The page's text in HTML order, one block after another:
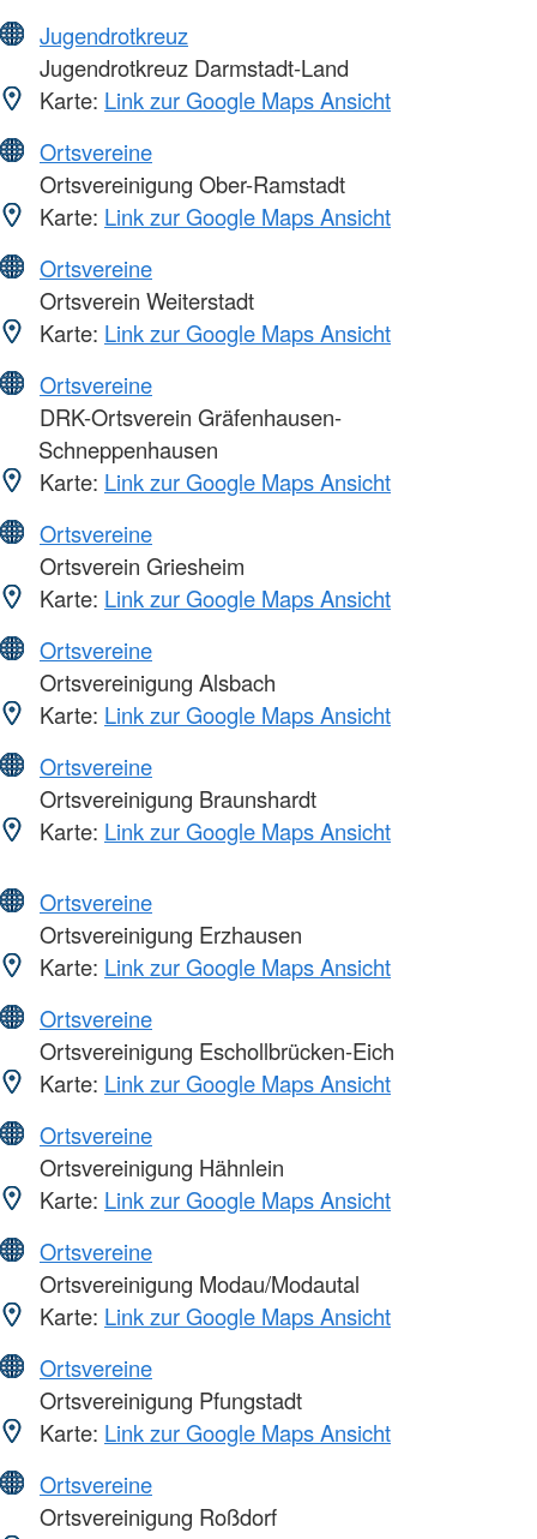
Jugendrotkreuz
Jugendrotkreuz Darmstadt-Land
Karte: Link zur Google Maps Ansicht
Ortsvereine
Ortsvereinigung Ober-Ramstadt
Karte: Link zur Google Maps Ansicht
Ortsvereine
Ortsverein Weiterstadt
Karte: Link zur Google Maps Ansicht
Ortsvereine
DRK-Ortsverein Gräfenhausen-
Schneppenhausen
Karte: Link zur Google Maps Ansicht
Ortsvereine
Ortsverein Griesheim
Karte: Link zur Google Maps Ansicht
Ortsvereine
Ortsvereinigung Alsbach
Karte: Link zur Google Maps Ansicht
Ortsvereine
Ortsvereinigung Braunshardt
Karte: Link zur Google Maps Ansicht
Ortsvereine
Ortsvereinigung Erzhausen
Karte: Link zur Google Maps Ansicht
Ortsvereine
Ortsvereinigung Eschollbrücken-Eich
Karte: Link zur Google Maps Ansicht
Ortsvereine
Ortsvereinigung Hähnlein
Karte: Link zur Google Maps Ansicht
Ortsvereine
Ortsvereinigung Modau/Modautal
Karte: Link zur Google Maps Ansicht
Ortsvereine
Ortsvereinigung Pfungstadt
Karte: Link zur Google Maps Ansicht
Ortsvereine
Ortsvereinigung Roßdorf